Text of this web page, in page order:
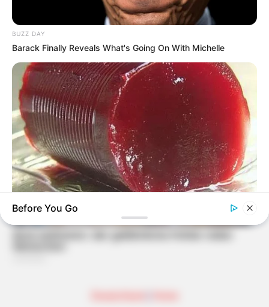
BUZZ DAY
Barack Finally Reveals What's Going On With Michelle
GLYCOGEN SUPPORT
Endocrinologist: If You Have Diabetes, Read This Before It's
Before You Go